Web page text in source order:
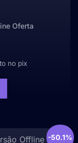
Oferta
no pix
-50.1%